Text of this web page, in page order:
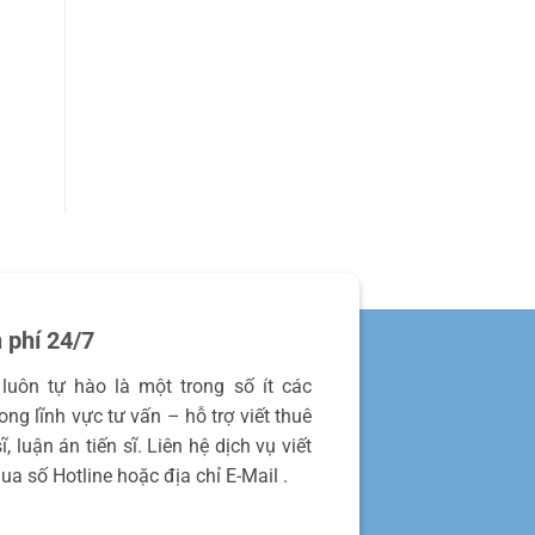
phí 24/7
luôn tự hào là một trong số ít các
lĩnh vực tư vấn – hỗ trợ viết thuê
luận án tiến sĩ. Liên hệ dịch vụ viết
số Hotline hoặc địa chỉ E-Mail .